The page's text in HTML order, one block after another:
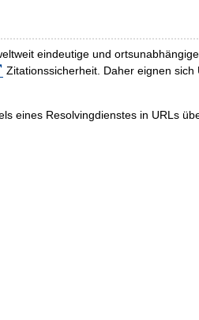
eindeutige und
Zitationssicherheit. Daher eignen
eines Resolvingdienstes in URLs